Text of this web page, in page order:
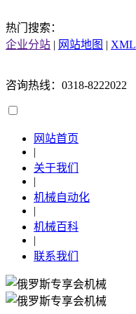
热门搜索：
企业分站 | 网站地图 | XML
咨询热线：0318-8222022
网站首页
|
关于我们
|
机械自动化
|
机械百科
|
联系我们